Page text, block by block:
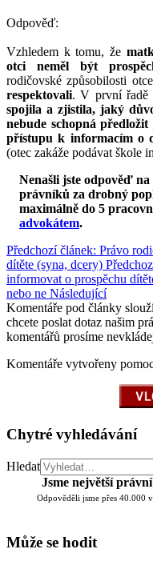
Odpověď:
Vzhledem k tomu, že
otci neměl být
rodičovské způsobilosti
respektovali. V první řadě
spojila a zjistila, jaký
nebude schopná
přístupu k informacím o
(otec zakáže podávat škole
Nenašli jste odpověď na
právníků za drobný
maximálně do 5
advokátem.
Předchozí článek: Právo
dítěte (syna, dcery)
informovat o prospěchu
nebo ne Následující
Komentáře pod články
chcete poslat dotaz našim
komentářů prosíme
Komentáře vytvořeny
Chytré vyhledávání
Hledat
Jsme největší
Odpověděli jsme přes 40.000
Může se hodit